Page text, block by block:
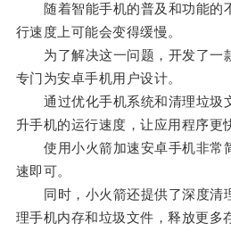
随着智能手机的普及和功能的
行速度上可能会变得缓慢。
为了解决这一问题，开发了一
专门为安卓手机用户设计。
通过优化手机系统和清理垃圾
升手机的运行速度，让应用程序更
使用小火箭加速安卓手机非常
速即可。
同时，小火箭还提供了深度清
理手机内存和垃圾文件，释放更多